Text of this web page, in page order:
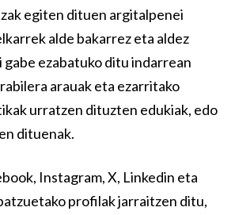
egiten dituen argitalpenei
alde bakarrez eta aldez
ezabatuko ditu indarrean
arauak eta ezarritako
urratzen dituzten edukiak, edo
dituenak.
Instagram, X, Linkedin eta
profilak jarraitzen ditu,